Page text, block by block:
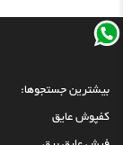
بیشترین جستجوها:
کفپوش عایق